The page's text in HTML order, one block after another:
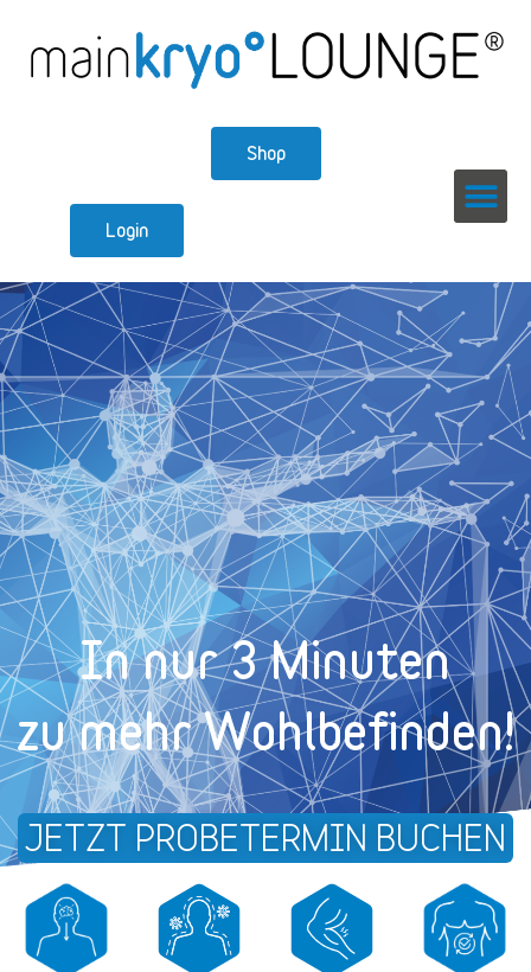
Shop
Login
In nur 3 Minuten
zu mehr Wohl­befinden!
JETZT PROBETERMIN BUCHEN